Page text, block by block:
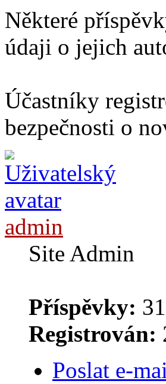
Některé
údaji o jejich
Účastníky
bezpečnosti o
admin
Site Admin
Příspěvky: 31
Registrován:
Poslat e-